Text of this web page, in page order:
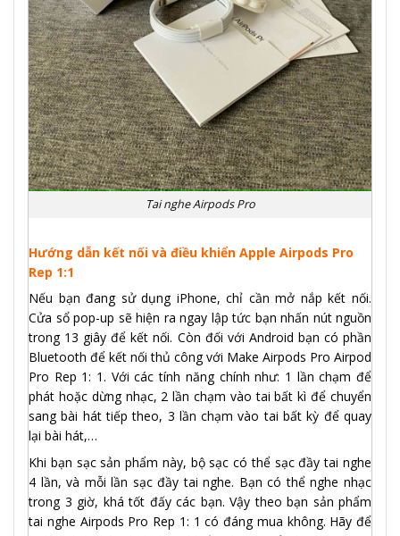
Tai nghe Airpods Pro
Hướng dẫn kết nối và điều khiển Apple Airpods Pro
Rep 1:1
Nếu bạn đang sử dụng iPhone, chỉ cần mở nắp kết nối.
Cửa sổ pop-up sẽ hiện ra ngay lập tức bạn nhấn nút nguồn
trong 13 giây để kết nối. Còn đối với Android bạn có phần
Bluetooth để kết nối thủ công với Make Airpods Pro Airpod
Pro Rep 1: 1. Với các tính năng chính như: 1 lần chạm để
phát hoặc dừng nhạc, 2 lần chạm vào tai bất kì để chuyển
sang bài hát tiếp theo, 3 lần chạm vào tai bất kỳ để quay
lại bài hát,…
Khi bạn sạc sản phẩm này, bộ sạc có thể sạc đầy tai nghe
4 lần, và mỗi lần sạc đầy tai nghe. Bạn có thể nghe nhạc
trong 3 giờ, khá tốt đấy các bạn. Vậy theo bạn sản phẩm
tai nghe Airpods Pro Rep 1: 1 có đáng mua không. Hãy để